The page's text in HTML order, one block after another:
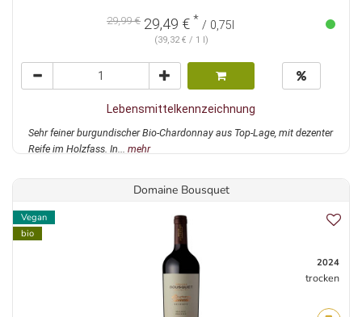
29,99 € 29,49 € * / 0,75l
(39,32 € / 1 l)
Lebensmittelkennzeichnung
Sehr feiner burgundischer Bio-Chardonnay aus Top-Lage, mit dezenter
Reife im Holzfass. In... mehr
Domaine Bousquet
Vegan
bio
2024
trocken